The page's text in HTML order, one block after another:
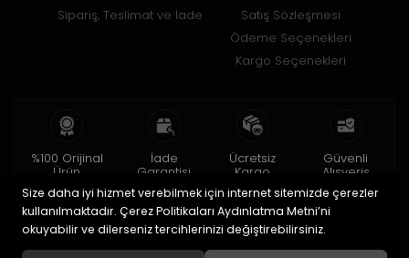
Sipariş, Teslimat ve İade
Satış Sözleşmesi
Ödeme Seçenekleri
Kargo Seçenekleri
%100 Orijinal
Ürün
2 yıl garanti
İade
Garantisi
15 gün içinde
iade
Ücretsiz
Kargo
150 TL ve üzeri
Güvenli
Alışveriş
256bit SSL ile
Size daha iyi hizmet verebilmek için internet sitemizde çerezler
kullanılmaktadır. Çerez Politikaları Aydınlatma Metni’ni
okuyabilir ve dilerseniz tercihlerinizi değiştirebilirsiniz.